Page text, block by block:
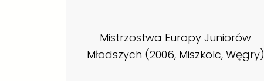
Mistrzostwa Europy Juniorów
Młodszych (2006, Miszkolc, Węgry)